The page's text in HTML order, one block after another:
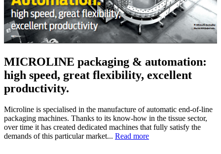
MICROLINE packaging & automation:
high speed, great flexibility, excellent
productivity.
Microline is specialised in the manufacture of automatic end-of-line
packaging machines. Thanks to its know-how in the tissue sector,
over time it has created dedicated machines that fully satisfy the
demands of this particular market... Read more